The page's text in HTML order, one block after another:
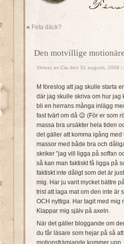
« Feta däck?
Den motvillige
Skrivet av Cia den 31 augusti, 2008 i
M föreslog att jag skulle starta
där jag skulle skriva om hur jag
bli en herrans många inlägg
fast tvärt om då 😉 (För er som
massa bra ursäkter hela tiden
det gäller att komma igång med
massor med både bra och
skriker ”jag vill ligga på soffan
så kan man faktiskt få ligga på
faktiskt inte dåligt som det är
mig. Har ju varit mycket bättre
trist att laga mat om den inte är
OCH nyttiga. Har tagit med mig
Klappar mig själv på axeln.
När det gäller bloggande om
du får läsare som hejar på så
motionsfrämjande kommer upp,